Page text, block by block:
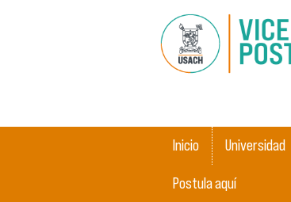
Main menu
Inicio Universidad
Postula aquí